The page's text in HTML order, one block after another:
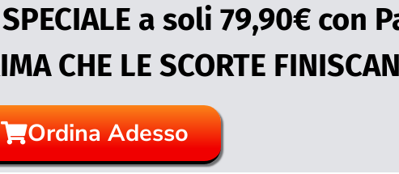
a soli 79,90€ con
CHE LE SCORTE
Ordina Adesso